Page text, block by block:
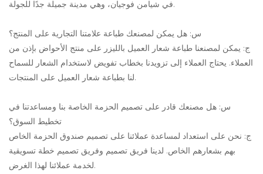
في شيامن فوجيان، وهي مدينة جميلة جدًا للجولة.
س: هل يمكن لمصنعك طباعة علامتنا التجارية على المنتج؟
ج: يمكن لمصنعنا طباعة شعار العميل بالليزر على منتج الأحواض بإذن من
العملاء. يحتاج العملاء إلى تزويدنا بخطاب تفويض لاستخدام الشعار للسماح
لنا بطباعة شعار العميل على المنتجات.
س: هل مصنعك قادر على تصميم الحزمة الخاصة بنا ومساعدتنا في
تخطيط السوق؟
ج: نحن على استعداد لمساعدة عملائنا على تصميم صندوق الحزمة الخاص
بهم بشعارهم الخاص. لدينا فريق تصميم وفريق تصميم خطة تسويقية
لخدمة عملائنا لهذا الغرض.